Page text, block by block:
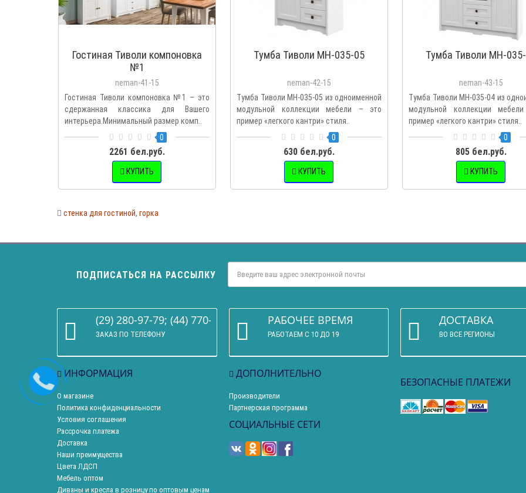
Гостиная Тиволи компоновка
№1
neman-41-15
Гостиная Тиволи компоновка №1 – это
сдержанная классика для Вашего
интерьера.Минимальный размер комп..
0
2261 бел.руб.
КУПИТЬ
Тумба Тиволи МН-035-05
neman-42-15
Тумба Тиволи МН-035-05 из одноименной
модульной коллекции мебели – это
пример «легкого кантри» стиля..
0
630 бел.руб.
КУПИТЬ
Тумба Тиволи МН-
neman-43-15
Тумба Тиволи МН-035-04 из
модульной коллекции
пример «легкого кантри» стиля..
0
805 бел.руб.
КУПИТЬ
стенка для гостиной, горка
ПОДПИСАТЬСЯ НА РАССЫЛКУ
(29) 280-97-79; (44) 770-86-68
ЗАКАЗ ПО ТЕЛЕФОНУ
РАБОЧЕЕ ВРЕМЯ
РАБОТАЕМ С 10 ДО 19
ДОСТАВКА
ВО ВСЕ РЕГИОНЫ
ИНФОРМАЦИЯ
О магазине
Политика конфиденциальности
Условия соглашения
Рассрочка платежа
Доставка
Наши преимущества
Цвета ЛДСП
Мебель оптом
Диваны и кресла в розницу по оптовым ценам
ДОПОЛНИТЕЛЬНО
Производители
Партнерская программа
СОЦИАЛЬНЫЕ СЕТИ
БЕЗОПАСНЫЕ ПЛАТЕЖИ